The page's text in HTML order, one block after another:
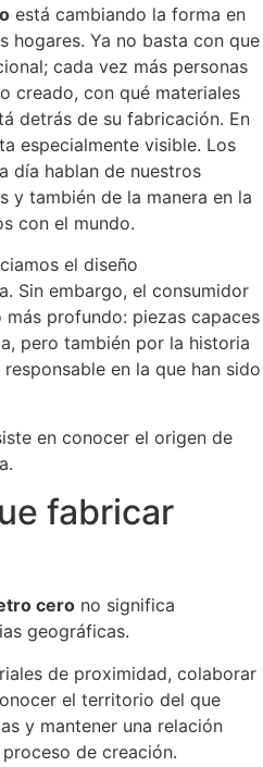
está cambiando la forma en
hogares. Ya no basta con que
cada vez más personas
creado, con qué materiales
detrás de su fabricación. En
especialmente visible. Los
día hablan de nuestros
y también de la manera en la
con el mundo.
el diseño
Sin embargo, el consumidor
profundo: piezas capaces
pero también por la historia
en la que han sido
en conocer el origen de
fabricar
cero no significa
geográficas.
de proximidad, colaborar
el territorio del que
y mantener una relación
de creación.